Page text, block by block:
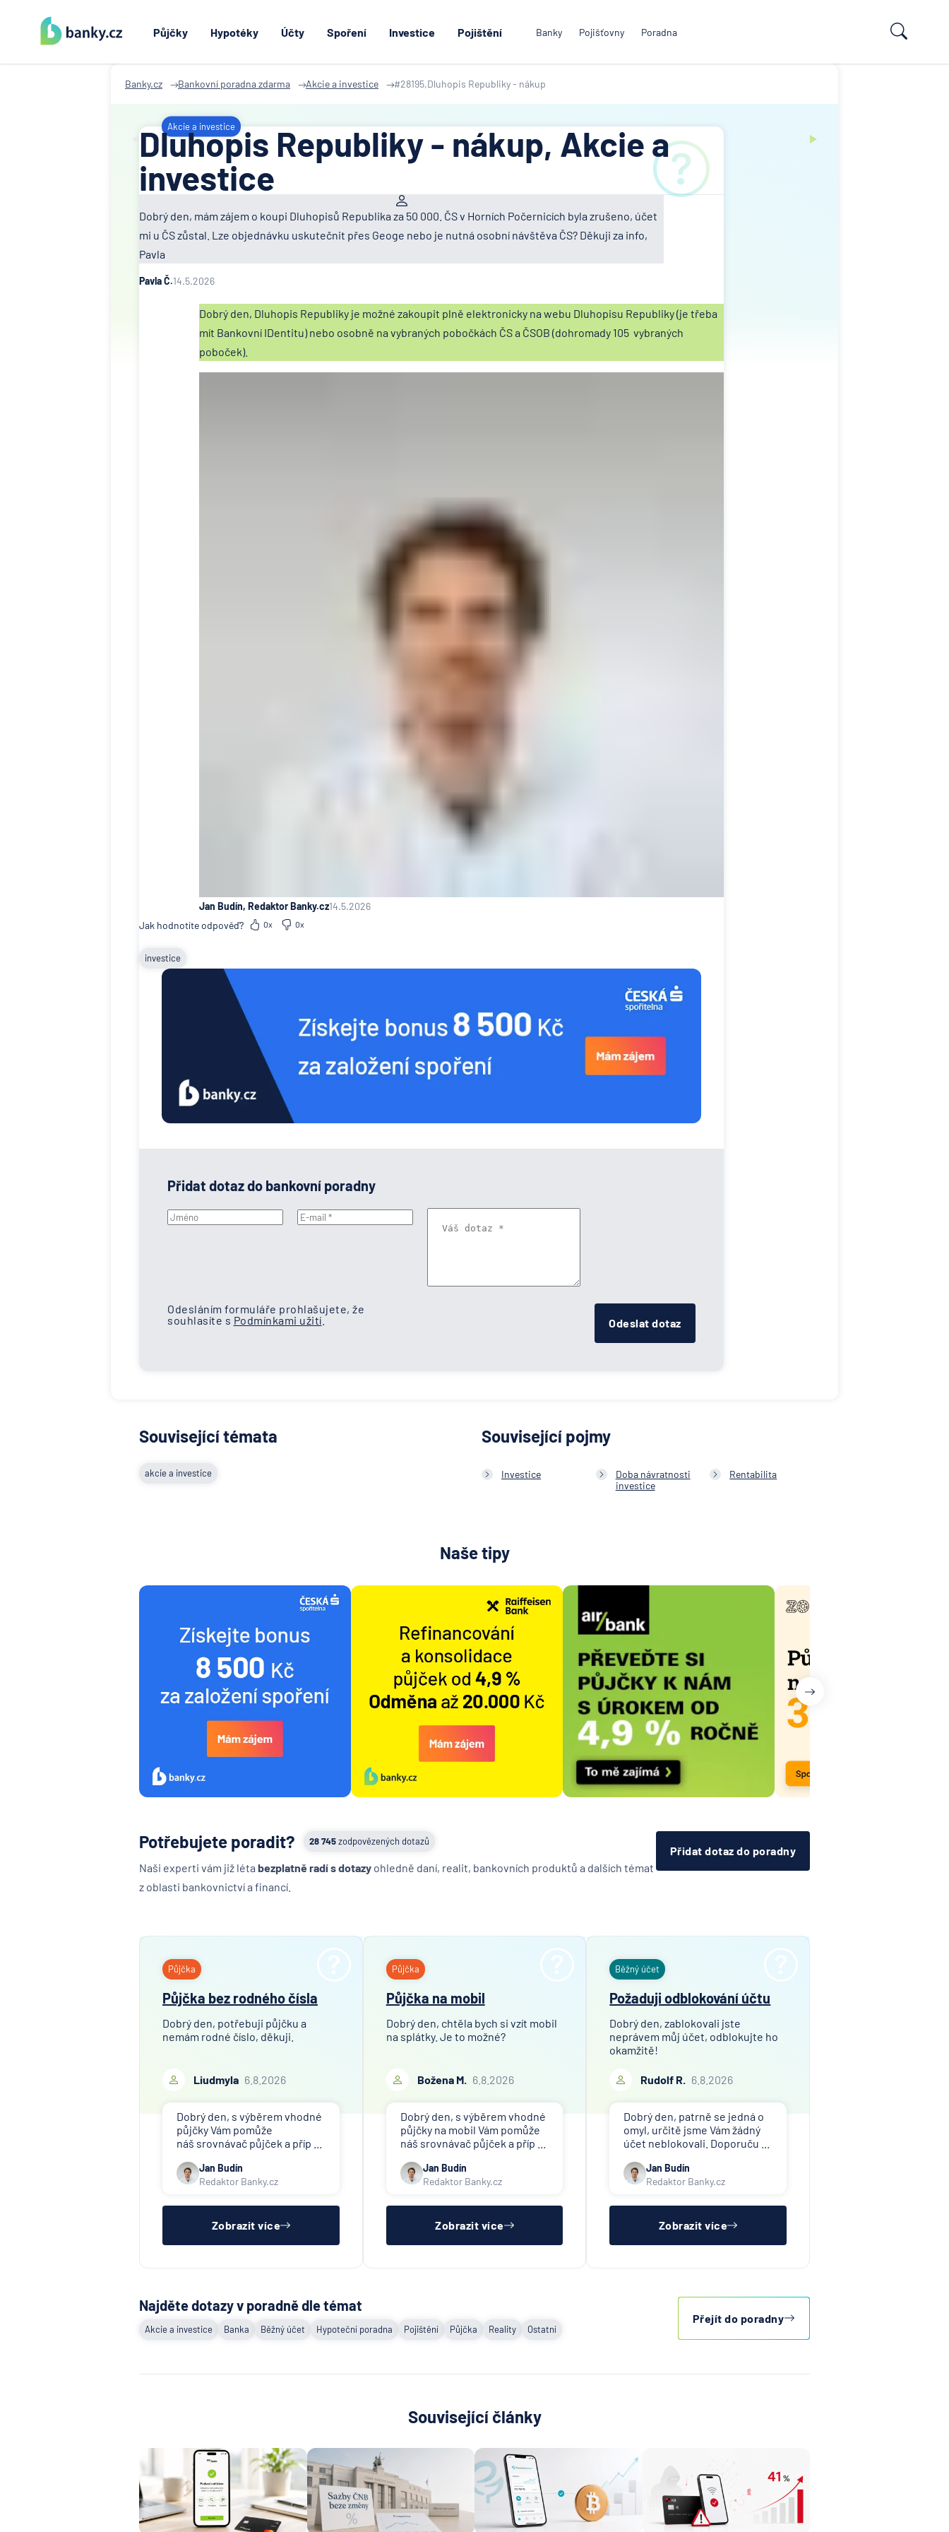
Půjčky Hypotéky Účty Spoření Investice Pojištění Banky Pojišťovny Poradna
Banky.cz Bankovní poradna zdarma Akcie a investice #28195,Dluhopis Republiky - nákup
Akcie a investice
Dluhopis Republiky - nákup, Akcie a
investice
Dobrý den, mám zájem o koupi Dluhopisů Republika za 50 000. ČS v Horních Počernicích byla zrušeno, účet
mi u ČS zůstal. Lze objednávku uskutečnit přes Geoge nebo je nutná osobní návštěva ČS? Děkuji za info,
Pavla
Pavla Č.14.5.2026
Dobrý den, Dluhopis Republiky je možné zakoupit plně elektronicky na webu Dluhopisu Republiky (je třeba
mít Bankovní IDentitu) nebo osobně na vybraných pobočkách ČS a ČSOB (dohromady 105 vybraných
poboček).
Jan Budín, Redaktor Banky.cz14.5.2026
Jak hodnotíte odpověď?
0x 0x
investice
Přidat dotaz do bankovní poradny
Odesláním formuláře prohlašujete, že
souhlasíte s Podmínkami užití Odeslat dotaz
Související témata
akcie a investice
Související pojmy
Investice
Doba návratnosti
investice
Rentabilita
Naše tipy
28 745zodpovězených dotazů
Potřebujete poradit?
Naši experti vám již léta bezplatně radí s dotazy ohledně daní, realit, bankovních produktů a dalších témat
z oblasti bankovnictví a financí.
Přidat dotaz do poradny
Půjčka
Půjčka bez rodného čísla
Dobrý den, potřebuji půjčku a
nemám rodné číslo, děkuji.
Liudmyla 6.8.2026
Dobrý den, s výběrem vhodné
půjčky Vám pomůže
náš srovnávač půjček a příp ...
Jan Budín
Redaktor Banky.cz
Zobrazit více
Půjčka
Půjčka na mobil
Dobrý den, chtěla bych si vzít mobil
na splátky. Je to možné?
Božena M. 6.8.2026
Dobrý den, s výběrem vhodné
půjčky na mobil Vám pomůže
náš srovnávač půjček a příp ...
Jan Budín
Redaktor Banky.cz
Zobrazit více
Běžný účet
Požaduji odblokování účtu
Dobrý den, zablokovali jste
neprávem můj účet, odblokujte ho
okamžitě!
Rudolf R. 6.8.2026
Dobrý den, patrně se jedná o
omyl, určitě jsme Vám žádný
účet neblokovali. Doporuču ...
Jan Budín
Redaktor Banky.cz
Zobrazit více
Najděte dotazy v poradně dle témat
Akcie a investice Banka Běžný účet Hypoteční poradna Pojištění Půjčka Reality Ostatní
Přejít do poradny
Související články